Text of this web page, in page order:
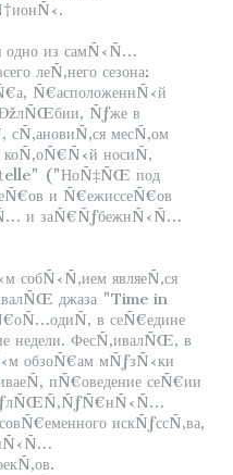
одно из самÑ‹Ñ…
леÑ‚него сезона:
Ñ€асположеннÑ‹й
Ñƒже в
месÑ‚ом
коÑ‚оÑ€Ñ‹й носиÑ‚
("НоÑ‡ÑŒ под
и Ñ€ежиссеÑ€ов
и заÑ€ÑƒбежнÑ‹Ñ…
являеÑ‚ся
джаза "Time in
в сеÑ€едине
недели. ФесÑ‚ивалÑŒ, в
обзоÑ€ам мÑƒзÑ‹ки
пÑ€оведение сеÑ€ии
искÑƒссÑ‚ва,